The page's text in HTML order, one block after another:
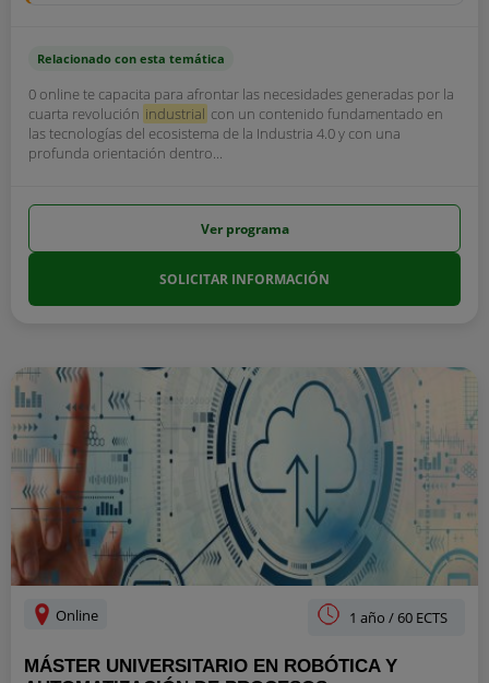
Relacionado con esta temática
0 online te capacita para afrontar las necesidades generadas por la
cuarta revolución industrial con un contenido fundamentado en
las tecnologías del ecosistema de la Industria 4.0 y con una
profunda orientación dentro...
Ver programa
SOLICITAR INFORMACIÓN
Online 1 año / 60 ECTS
MÁSTER UNIVERSITARIO EN ROBÓTICA Y